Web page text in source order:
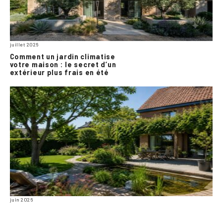
juillet 2026
Comment un jardin climatise
votre maison : le secret d’un
extérieur plus frais en été
juin 2026